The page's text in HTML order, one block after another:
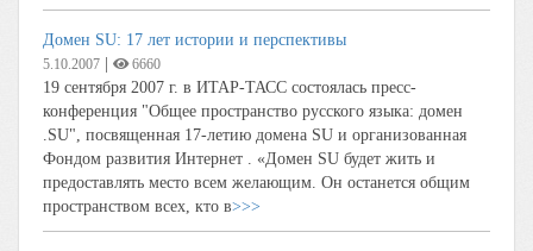
Домен SU: 17 лет истории и перспективы
5.10.2007 6660
19 сентября 2007 г. в ИТАР-ТАСС состоялась пресс-
конференция "Общее пространство русского языка: домен
.SU", посвященная 17-летию домена SU и организованная
Фондом развития Интернет . «Домен SU будет жить и
предоставлять место всем желающим. Он останется общим
пространством всех, кто в>>>